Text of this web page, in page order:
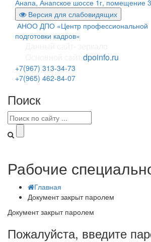
Анапа, Анапское шоссе 1г, помещение
Версия для слабовидящих
АНОО ДПО «Центр профессиональной
подготовки кадров»
dpoinfo.ru
+7(967) 313-34-73
+7(965) 462-84-07
Поиск
Рабочие
Главная
Документ закрыт паролем
Документ закрыт паролем
Пожалуйста, введите